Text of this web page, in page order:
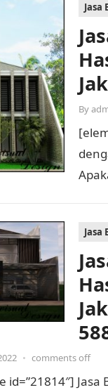
By
• comments off